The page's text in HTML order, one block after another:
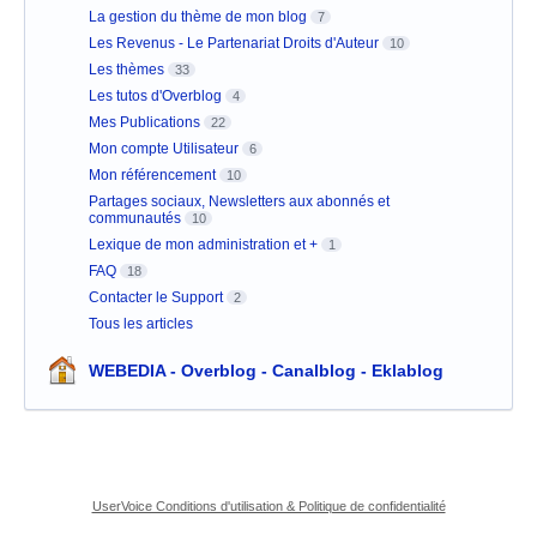
La gestion du thème de mon blog 7
Les Revenus - Le Partenariat Droits d'Auteur 10
Les thèmes 33
Les tutos d'Overblog 4
Mes Publications 22
Mon compte Utilisateur 6
Mon référencement 10
Partages sociaux, Newsletters aux abonnés et
communautés
10
Lexique de mon administration et + 1
FAQ 18
Contacter le Support 2
Tous les articles
WEBEDIA - Overblog - Canalblog - Eklablog
UserVoice Conditions d'utilisation & Politique de confidentialité